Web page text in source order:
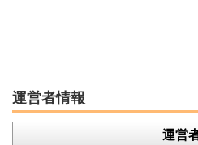
運営者情報
運営